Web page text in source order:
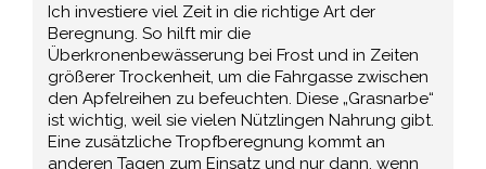
Ich investiere viel Zeit in die richtige Art der
Beregnung. So hilft mir die
Überkronenbewässerung bei Frost und in Zeiten
größerer Trockenheit, um die Fahrgasse zwischen
den Apfelreihen zu befeuchten. Diese „Grasnarbe“
ist wichtig, weil sie vielen Nützlingen Nahrung gibt.
Eine zusätzliche Tropfberegnung kommt an
anderen Tagen zum Einsatz und nur dann, wenn